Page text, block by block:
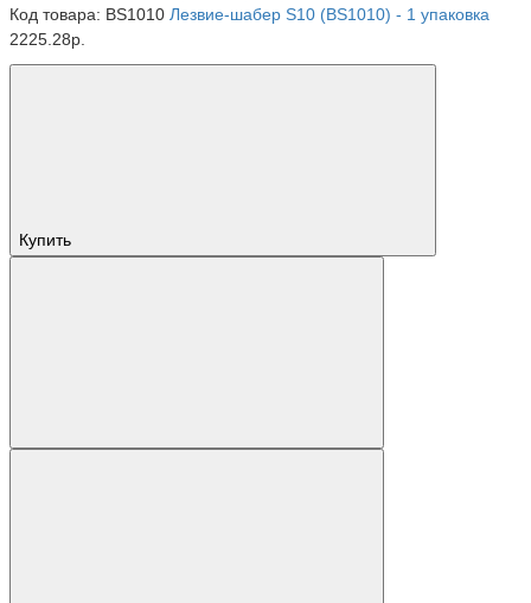
Код товара: BS1010 Лезвие-шабер S10 (BS1010) - 1 упаковка
2225.28р.
Купить